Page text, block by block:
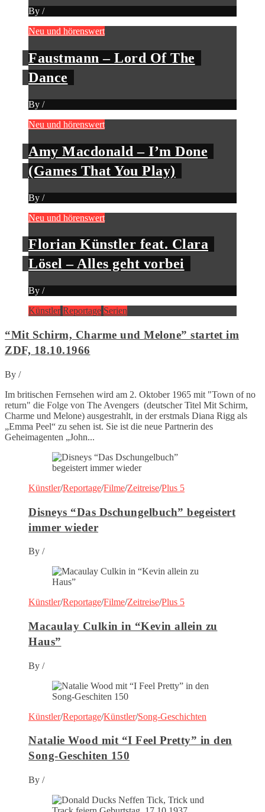
By /
Neu und hörenswert
Faustmann – Lord Of The
Dance
By /
Neu und hörenswert
Amy Macdonald – I’m Done
(Games That You Play)
By /
Neu und hörenswert
Florian Künstler feat. Clara
Lösel – Alles geht vorbei
By /
Künstler Reportage Serien
“Mit Schirm, Charme und Melone” startet im
ZDF, 18.10.1966
By /
Im britischen Fernsehen wird am 2. Oktober 1965 mit "Town of no
return" die Folge von The Avengers (deutscher Titel Mit Schirm,
Charme und Melone) ausgestrahlt, in der erstmals Diana Rigg als
„Emma Peel“ zu sehen ist. Sie ist die neue Partnerin des
Geheimagenten „John...
Künstler/Reportage/Filme/Zeitreise/Plus 5
Disneys “Das Dschungelbuch” begeistert
immer wieder
By /
Künstler/Reportage/Filme/Zeitreise/Plus 5
Macaulay Culkin in “Kevin allein zu
Haus”
By /
Künstler/Reportage/Künstler/Song-Geschichten
Natalie Wood mit “I Feel Pretty” in den
Song-Geschiten 150
By /